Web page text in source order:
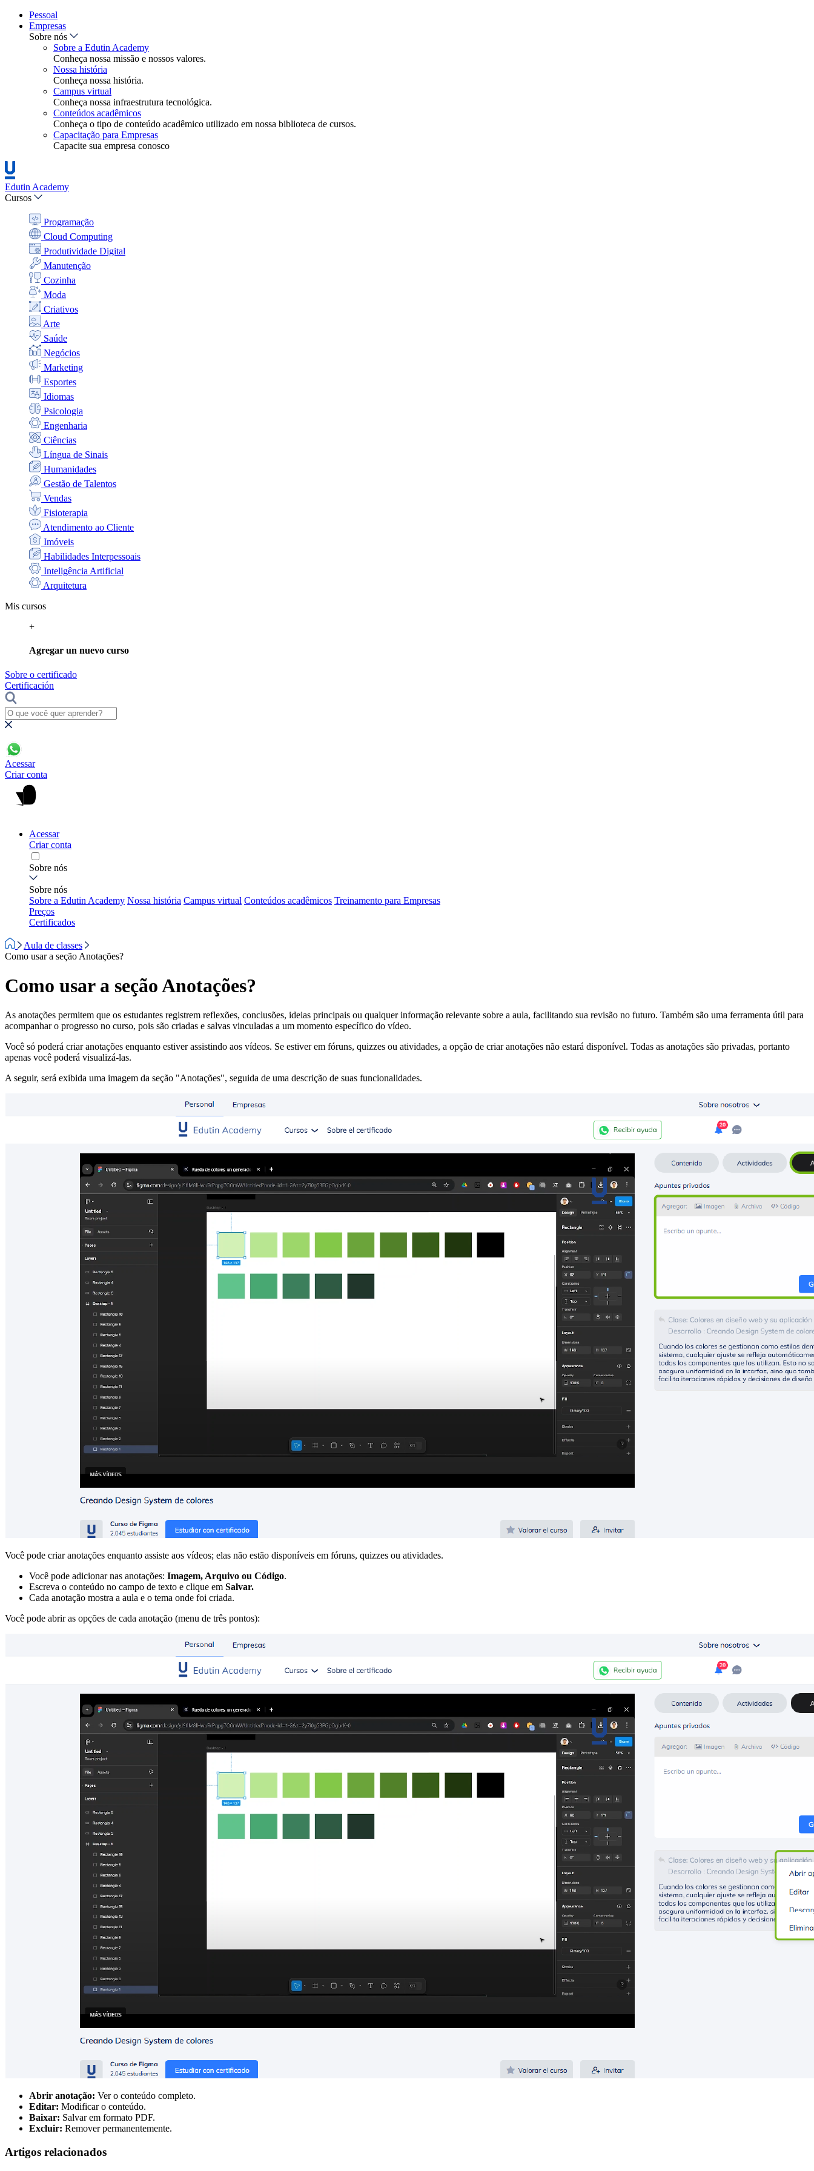
Pessoal
Empresas
Sobre nós
Sobre a Edutin Academy
Conheça nossa missão e nossos valores.
Nossa história
Conheça nossa história.
Campus virtual
Conheça nossa infraestrutura tecnológica.
Conteúdos acadêmicos
Conheça o tipo de conteúdo acadêmico utilizado em nossa biblioteca de cursos.
Capacitação para Empresas
Capacite sua empresa conosco
Edutin Academy
Cursos
Programação
Cloud Computing
Produtividade Digital
Manutenção
Cozinha
Moda
Criativos
Arte
Saúde
Negócios
Marketing
Esportes
Idiomas
Psicologia
Engenharia
Ciências
Língua de Sinais
Humanidades
Gestão de Talentos
Vendas
Fisioterapia
Atendimento ao Cliente
Imóveis
Habilidades Interpessoais
Inteligência Artificial
Arquitetura
Mis cursos
+
Agregar un nuevo curso
Sobre o certificado
Certificación
Acessar
Criar conta
Acessar
Criar conta
Sobre nós
Sobre nós
Sobre a Edutin Academy Nossa história Campus virtual Conteúdos acadêmicos Treinamento para Empresas
Preços
Certificados
Aula de classes
Como usar a seção Anotações?
Como usar a seção Anotações?
As anotações permitem que os estudantes registrem reflexões, conclusões, ideias principais ou qualquer informação relevante sobre a aula, facilitando sua revisão no futuro. Também são uma ferramenta útil para
acompanhar o progresso no curso, pois são criadas e salvas vinculadas a um momento específico do vídeo.
Você só poderá criar anotações enquanto estiver assistindo aos vídeos. Se estiver em fóruns, quizzes ou atividades, a opção de criar anotações não estará disponível. Todas as anotações são privadas, portanto
apenas você poderá visualizá-las.
A seguir, será exibida uma imagem da seção "Anotações", seguida de uma descrição de suas funcionalidades.
Você pode criar anotações enquanto assiste aos vídeos; elas não estão disponíveis em fóruns, quizzes ou atividades.
Você pode adicionar nas anotações: Imagem, Arquivo ou Código.
Escreva o conteúdo no campo de texto e clique em Salvar.
Cada anotação mostra a aula e o tema onde foi criada.
Você pode abrir as opções de cada anotação (menu de três pontos):
Abrir anotação: Ver o conteúdo completo.
Editar: Modificar o conteúdo.
Baixar: Salvar em formato PDF.
Excluir: Remover permanentemente.
Artigos relacionados